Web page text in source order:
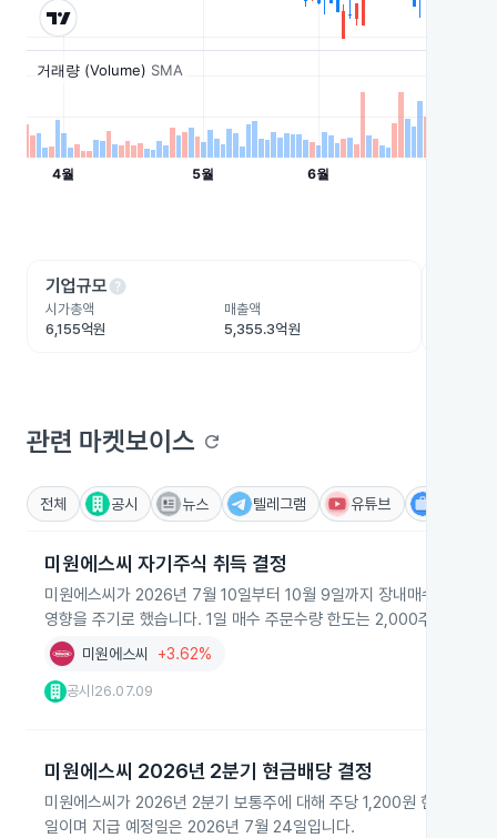
기업규모help
시가총액
6,155억원
매출액
5,355.3억원
관련 마켓보이스 refresh
전체 공시 뉴스 텔레그램 유튜브
미원에스씨 자기주식 취득 결정
미원에스씨가 2026년 7월 10일부터 10월 9일까지 장내매수 방식으
영향을 주기로 했습니다. 1일 매수 주문수량 한도는 2,000주로 설정
미원에스씨 +3.62%
공시 26.07.09
미원에스씨 2026년 2분기 현금배당 결정
미원에스씨가 2026년 2분기 보통주에 대해 주당 1,200원 현금배당
일이며 지급 예정일은 2026년 7월 24일입니다.